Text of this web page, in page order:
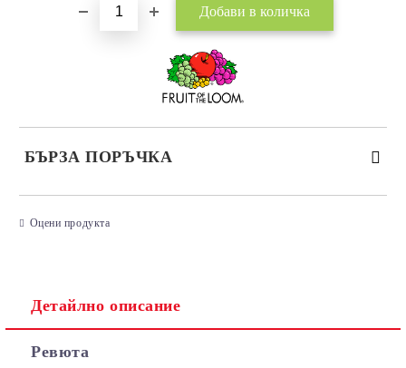
БЪРЗА ПОРЪЧКА
Оцени продукта
Детайлно описание
Ревюта